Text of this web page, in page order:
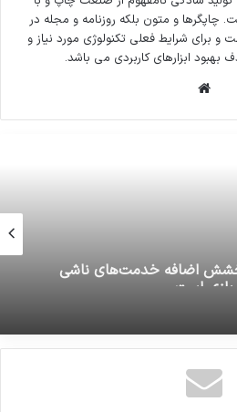
چاپگرها و متون بلکه روزنامه و مجله در
و برای شرایط فعلی تکنولوژی مورد نیاز و
بهبود ابزارهای کاربردی می باشد.
اضافه خدمت‌های ناشی
است